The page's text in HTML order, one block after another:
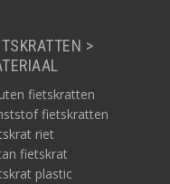
>
fietskratten
fietskratten
riet
fietskrat
plastic